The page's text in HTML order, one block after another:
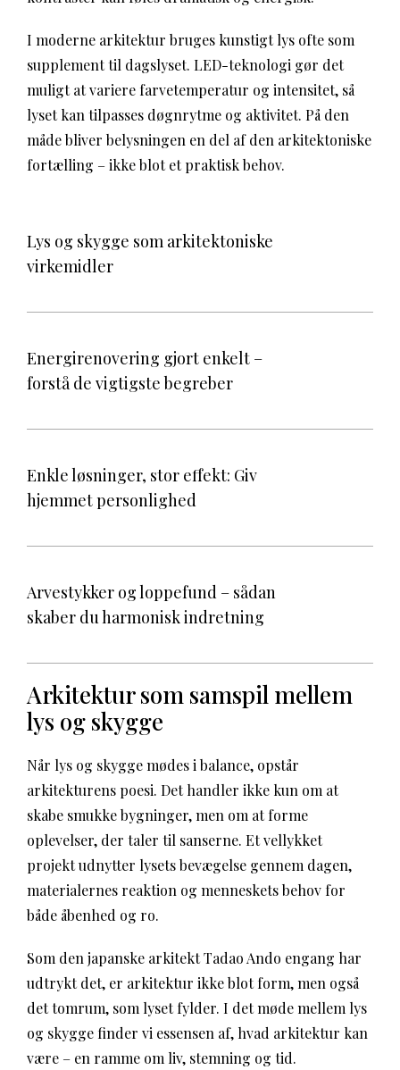
I moderne arkitektur bruges kunstigt lys ofte som
supplement til dagslyset. LED-teknologi gør det
muligt at variere farvetemperatur og intensitet, så
lyset kan tilpasses døgnrytme og aktivitet. På den
måde bliver belysningen en del af den arkitektoniske
fortælling – ikke blot et praktisk behov.
Lys og skygge som arkitektoniske
virkemidler
Energirenovering gjort enkelt –
forstå de vigtigste begreber
Enkle løsninger, stor effekt: Giv
hjemmet personlighed
Arvestykker og loppefund – sådan
skaber du harmonisk indretning
Arkitektur som samspil mellem
lys og skygge
Når lys og skygge mødes i balance, opstår
arkitekturens poesi. Det handler ikke kun om at
skabe smukke bygninger, men om at forme
oplevelser, der taler til sanserne. Et vellykket
projekt udnytter lysets bevægelse gennem dagen,
materialernes reaktion og menneskets behov for
både åbenhed og ro.
Som den japanske arkitekt Tadao Ando engang har
udtrykt det, er arkitektur ikke blot form, men også
det tomrum, som lyset fylder. I det møde mellem lys
og skygge finder vi essensen af, hvad arkitektur kan
være – en ramme om liv, stemning og tid.